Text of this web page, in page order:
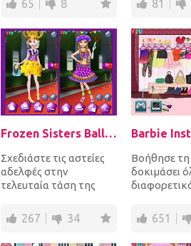
μ...
65 8 81
Frozen Sisters Balloon Dress Look
Σχεδιάστε τις αστείες
αδελφές στην
τελευταία τάση της
μπαλονιών. Εκτός από
τα φορ...
267 34
Βοήθησε
δοκιμάσει
Tumblr.
651